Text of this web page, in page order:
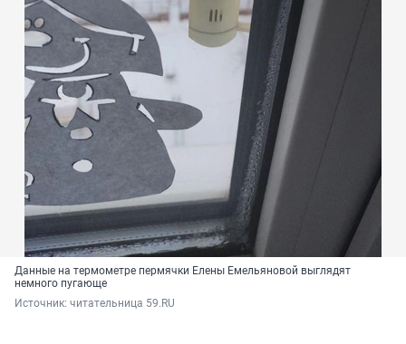
Данные на термометре пермячки Елены Емельяновой выглядят
немного пугающе
Источник: читательница 59.RU